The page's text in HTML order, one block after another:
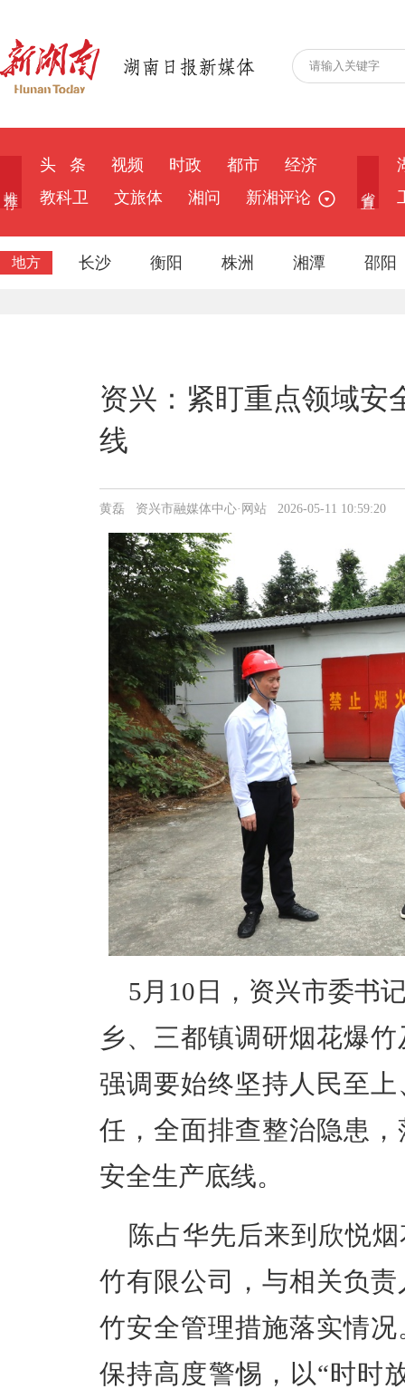
头 条 视频 时政 都市
经济
教科卫
文旅体 湘问 新湘评论
地方 长沙 衡阳 株洲 湘潭 邵阳
资兴：紧盯重点领域安
线
黄磊 资兴市融媒体中心·网站 2026-05-11 10:59:20
5月10日，资兴市委书
乡、三都镇调研烟花爆
强调要始终坚持人民至
任，全面排查整治隐患
安全生产底线。
陈占华先后来到 欣悦
竹有限公司
，与相关负
竹安全管理措施落实情
保持高度警惕，以“时时